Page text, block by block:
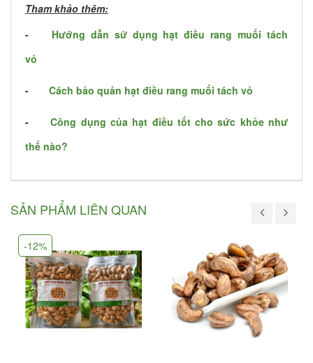
Tham khảo thêm:
-
Hướng dẫn sử dụng hạt điều rang muối tách
vỏ
- Cách bảo quản hạt điều rang muối tách vỏ
-
Công dụng của hạt điều tốt cho sức khỏe như
thế nào?
SẢN PHẨM LIÊN QUAN
-12%